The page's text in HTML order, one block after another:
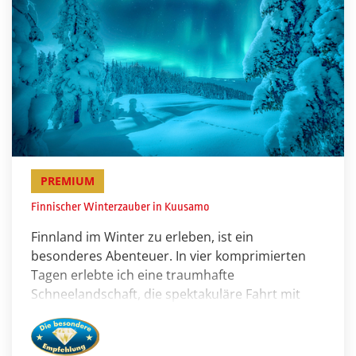
möchte und kann Ihnen diese Reise mit voller
Begeisterung empfehlen – ein Winterabenteuer,
das Sie nie vergessen werden. Ihr Stephan
Goldhahn, Geschäftsführer & Reiseleiter
PREMIUM
Finnischer Winterzauber in Kuusamo
Finnland im Winter zu erleben, ist ein
besonderes Abenteuer. In vier komprimierten
Tagen erlebte ich eine traumhafte
Schneelandschaft, die spektakuläre Fahrt mit
dem Motorschlitten, eine Winterwanderung mit
Schneeschuhen, die liebenswerten Rentiere auf
einer Farm, natürlich die Beobachtungen des